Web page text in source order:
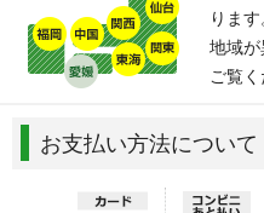
りま
地域
ご覧く
お支払い方法について